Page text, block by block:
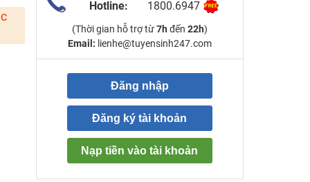
Hotline:
1800.6947
(Thời gian hỗ trợ từ7h đến 22h)
Email: lienhe@tuyensinh247.com
Đăng nhập
Đăng ký tài khoản
Nạp tiền vào tài khoản